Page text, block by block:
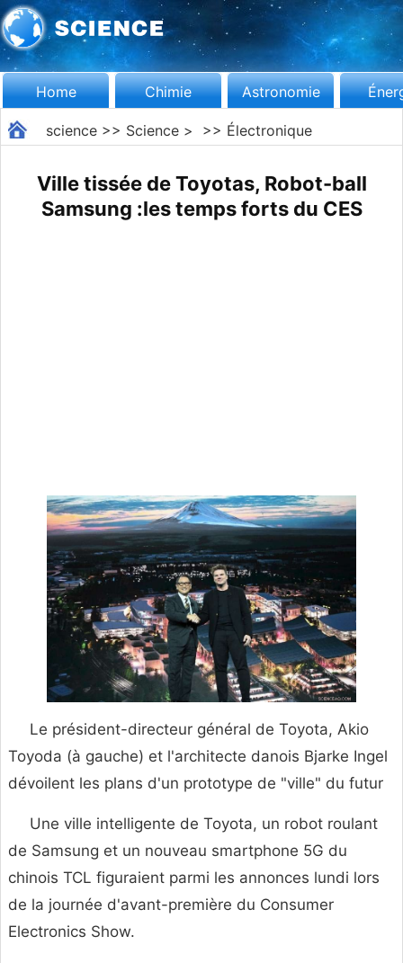
Home Chimie Astronomie
science>> Science> >> Électronique
Ville tissée de Toyotas, Robot-ball
Samsung :les temps forts du CES
Le président-directeur général de Toyota, Akio
Toyoda (à gauche) et l'architecte danois Bjarke Ingel
dévoilent les plans d'un prototype de "ville" du futur
Une ville intelligente de Toyota, un robot roulant
de Samsung et un nouveau smartphone 5G du
chinois TCL figuraient parmi les annonces lundi lors
de la journée d'avant-première du Consumer
Electronics Show.